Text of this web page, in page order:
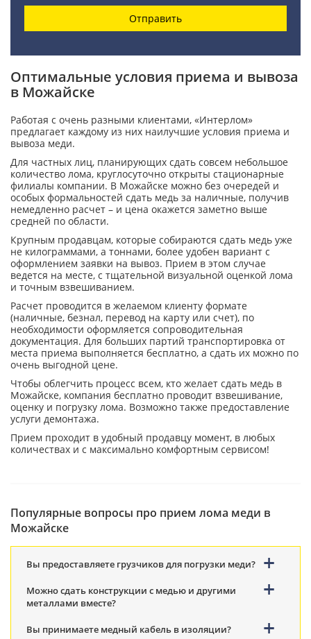
Отправить
Оптимальные условия приема и вывоза
в Можайске
Работая с очень разными клиентами, «Интерлом»
предлагает каждому из них наилучшие условия приема и
вывоза меди.
Для частных лиц, планирующих сдать совсем небольшое
количество лома, круглосуточно открыты стационарные
филиалы компании. В Можайске можно без очередей и
особых формальностей сдать медь за наличные, получив
немедленно расчет – и цена окажется заметно выше
средней по области.
Крупным продавцам, которые собираются сдать медь уже
не килограммами, а тоннами, более удобен вариант с
оформлением заявки на вывоз. Прием в этом случае
ведется на месте, с тщательной визуальной оценкой лома
и точным взвешиванием.
Расчет проводится в желаемом клиенту формате
(наличные, безнал, перевод на карту или счет), по
необходимости оформляется сопроводительная
документация. Для больших партий транспортировка от
места приема выполняется бесплатно, а сдать их можно по
очень выгодной цене.
Чтобы облегчить процесс всем, кто желает сдать медь в
Можайске, компания бесплатно проводит взвешивание,
оценку и погрузку лома. Возможно также предоставление
услуги демонтажа.
Прием проходит в удобный продавцу момент, в любых
количествах и с максимально комфортным сервисом!
Популярные вопросы про прием лома меди в
Можайске
Вы предоставляете грузчиков для погрузки меди?
Можно сдать конструкции с медью и другими
металлами вместе?
Вы принимаете медный кабель в изоляции?